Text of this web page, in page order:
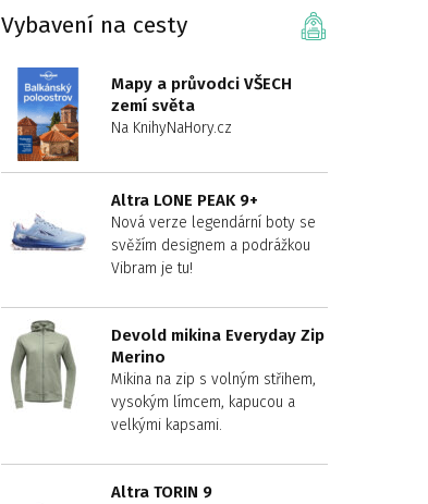
Vybavení na cesty
Mapy a průvodci VŠECH
zemí světa
Na KnihyNaHory.cz
Altra LONE PEAK 9+
Nová verze legendární boty se
svěžím designem a podrážkou
Vibram je tu!
Devold mikina Everyday Zip
Merino
Mikina na zip s volným střihem,
vysokým límcem, kapucou a
velkými kapsami.
Altra TORIN 9